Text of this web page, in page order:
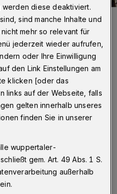
Fans.
drei Minuten durch
der Favorit die
eng blieb es
legten vor, die
werden diese deaktiviert.
sind manche Inhalte und
mehr so relevant für
jederzeit wieder aufrufen,
oder Ihre Einwilligung
den Link Einstellungen am
klicken [oder das
links auf der Webseite, falls
gelten innerhalb unseres
finden Sie in unserer
wuppertaler-
gem. Art. 49 Abs. 1 S.
außerhalb